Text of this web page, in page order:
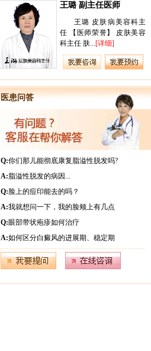
王璐 副主任医师
王璐 皮肤病美容科主
任 【医师荣誉】 皮肤美容
科主任 肤...[详细]
医患问答
Q:你们那儿能彻底康复脂溢性脱发吗?
A:脂溢性脱发的病因...
Q:脸上的痘印能去的吗？
A:我就想问一下，我的脸颊上有几点
Q:眼部带状疱疹如何治疗
A:如何区分白癜风的进展期、稳定期